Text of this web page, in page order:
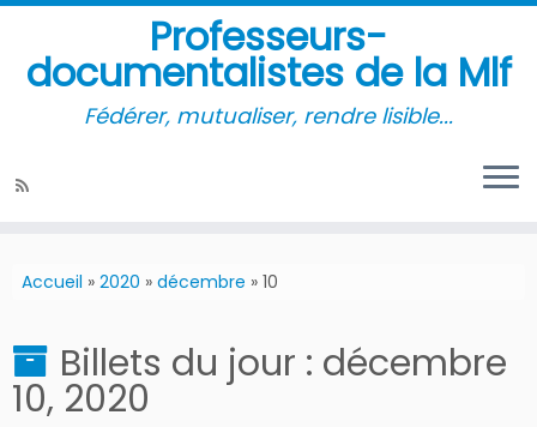
Professeurs-
documentalistes de la Mlf
Fédérer, mutualiser, rendre lisible...
Accueil » 2020 » décembre » 10
Billets du jour : décembre
10, 2020